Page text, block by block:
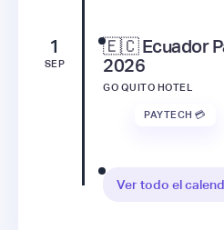
1
SEP
🇪🇨 Ecuador
2026
GO QUITO HOTEL
PAYTECH 💳
Ver todo el